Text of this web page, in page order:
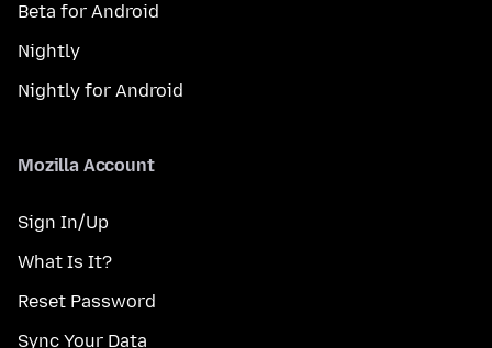
Beta for Android
Nightly
Nightly for Android
Mozilla Account
Sign In/Up
What Is It?
Reset Password
Sync Your Data